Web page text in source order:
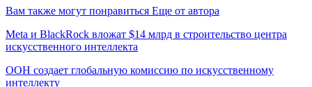
Вам также могут понравиться Еще от автора
Meta и BlackRock вложат $14 млрд в строительство центра
искусственного интеллекта
ООН создает глобальную комиссию по искусственному
интеллекту